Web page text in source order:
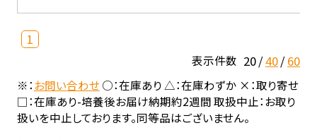
1
表示件数 20 40 60
※：お問い合わせ○：在庫あり △：在庫わずか ×：取り寄せ
□：在庫あり-培養後お届け納期約2週間 取扱中止：お取り
扱いを中止しております。同等品はございません。